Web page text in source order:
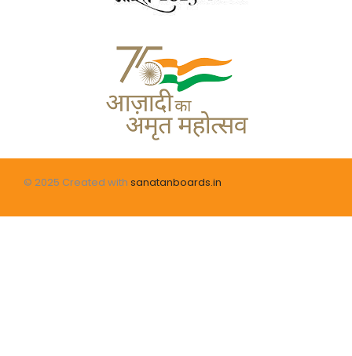
© 2025 Created with sanatanboards.in